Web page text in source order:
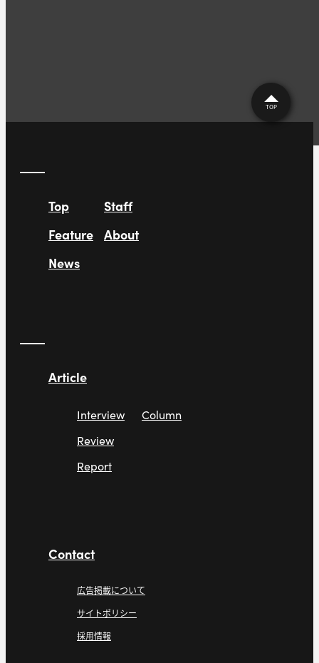
TOP
Top
Feature
News
Staff
About
Article
Interview
Review
Report
Column
Contact
広告掲載について
サイトポリシー
採用情報